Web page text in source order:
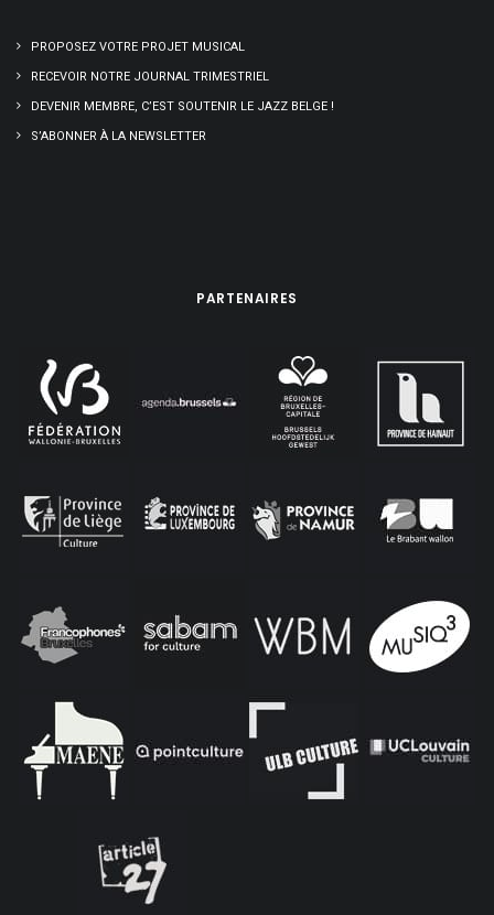
PROPOSEZ VOTRE PROJET MUSICAL
RECEVOIR NOTRE JOURNAL TRIMESTRIEL
DEVENIR MEMBRE, C’EST SOUTENIR LE JAZZ BELGE !
S’ABONNER À LA NEWSLETTER
PARTENAIRES